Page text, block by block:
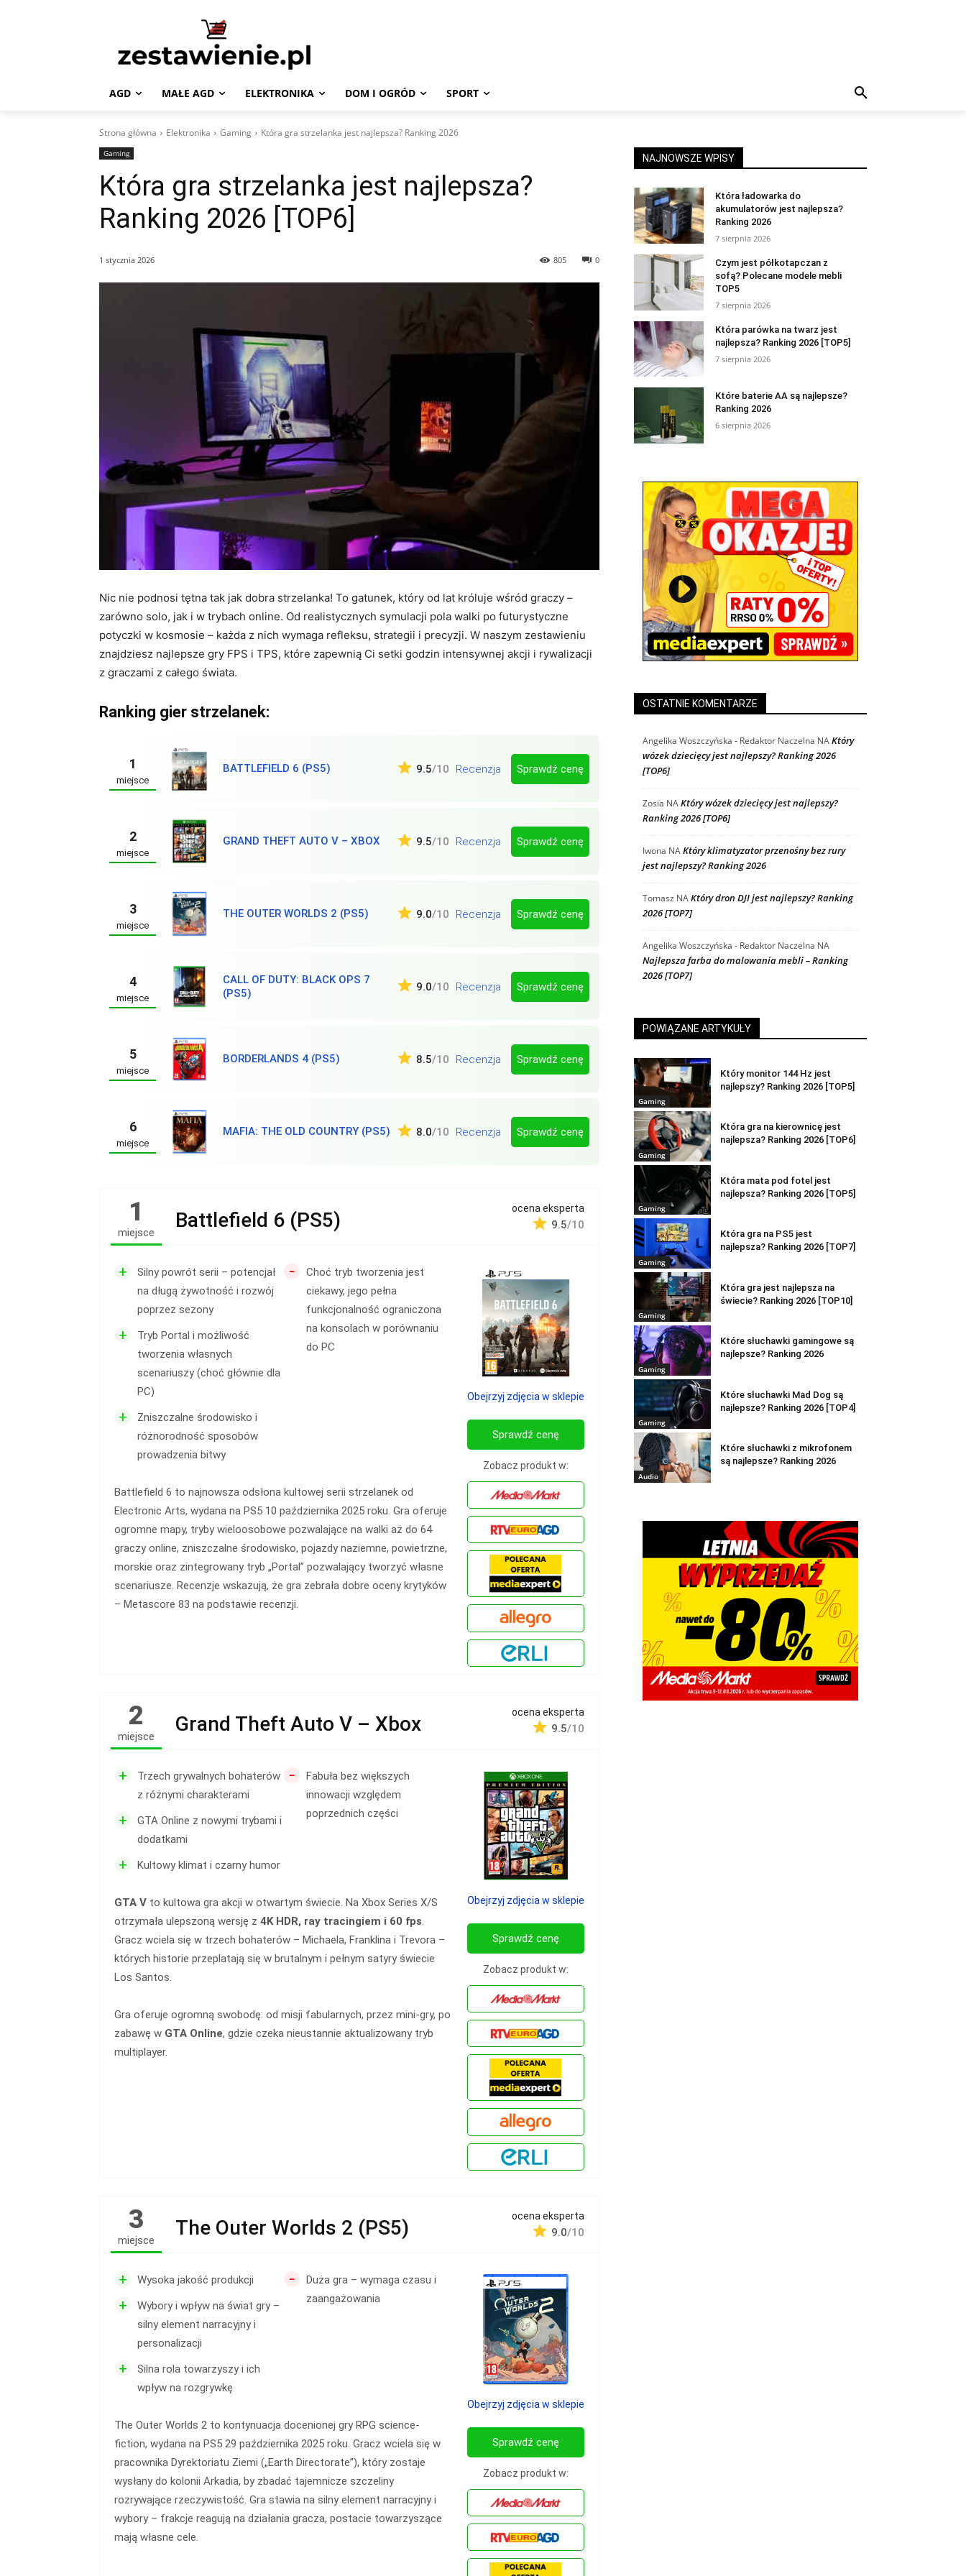
AGD MAŁE AGD ELEKTRONIKA DOM I OGRÓD SPORT
Strona główna Elektronika Gaming Która gra strzelanka jest najlepsza? Ranking 2026
Gaming
Która gra strzelanka jest najlepsza?
Ranking 2026 [TOP6]
1 stycznia 2026 0
805
Nic nie podnosi tętna tak jak dobra strzelanka! To gatunek, który od lat króluje wśród graczy –
zarówno solo, jak i w trybach online. Od realistycznych symulacji pola walki po futurystyczne
potyczki w kosmosie – każda z nich wymaga refleksu, strategii i precyzji. W naszym zestawieniu
znajdziesz najlepsze gry FPS i TPS, które zapewnią Ci setki godzin intensywnej akcji i rywalizacji
z graczami z całego świata.
Ranking gier strzelanek:
1
miejsce
BATTLEFIELD 6 (PS5) 9.5/10 Recenzja Sprawdź cenę
2
miejsce
GRAND THEFT AUTO V – XBOX 9.5/10 Recenzja Sprawdź cenę
3
miejsce
THE OUTER WORLDS 2 (PS5) 9.0/10 Recenzja Sprawdź cenę
4
miejsce
CALL OF DUTY: BLACK OPS 7
(PS5)
9.0/10 Recenzja Sprawdź cenę
5
miejsce
BORDERLANDS 4 (PS5) 8.5/10 Recenzja Sprawdź cenę
6
miejsce
MAFIA: THE OLD COUNTRY (PS5) 8.0/10 Recenzja Sprawdź cenę
1
miejsce
Battlefield 6 (PS5) ocena eksperta
9.5/10
+
Silny powrót serii – potencjał
na długą żywotność i rozwój
poprzez sezony
+
Tryb Portal i możliwość
tworzenia własnych
scenariuszy (choć głównie dla
PC)
+
Zniszczalne środowisko i
różnorodność sposobów
prowadzenia bitwy
-
Choć tryb tworzenia jest
ciekawy, jego pełna
funkcjonalność ograniczona
na konsolach w porównaniu
do PC
Battlefield 6 to najnowsza odsłona kultowej serii strzelanek od
Electronic Arts, wydana na PS5 10 października 2025 roku. Gra oferuje
ogromne mapy, tryby wieloosobowe pozwalające na walki aż do 64
graczy online, zniszczalne środowisko, pojazdy naziemne, powietrzne,
morskie oraz zintegrowany tryb „Portal” pozwalający tworzyć własne
scenariusze. Recenzje wskazują, że gra zebrała dobre oceny krytyków
– Metascore 83 na podstawie recenzji.
Obejrzyj zdjęcia w sklepie
Sprawdź cenę
Zobacz produkt w:
2
miejsce
Grand Theft Auto V – Xbox ocena eksperta
9.5/10
+
Trzech grywalnych bohaterów
z różnymi charakterami
+
GTA Online z nowymi trybami i
dodatkami
+ Kultowy klimat i czarny humor
-
Fabuła bez większych
innowacji względem
poprzednich części
GTA V to kultowa gra akcji w otwartym świecie. Na Xbox Series X/S
otrzymała ulepszoną wersję z 4K HDR, ray tracingiem i 60 fps.
Gracz wciela się w trzech bohaterów – Michaela, Franklina i Trevora –
których historie przeplatają się w brutalnym i pełnym satyry świecie
Los Santos.
Gra oferuje ogromną swobodę: od misji fabularnych, przez mini-gry, po
zabawę w GTA Online, gdzie czeka nieustannie aktualizowany tryb
multiplayer.
Obejrzyj zdjęcia w sklepie
Sprawdź cenę
Zobacz produkt w:
3
miejsce
The Outer Worlds 2 (PS5) ocena eksperta
9.0/10
+ Wysoka jakość produkcji
+
Wybory i wpływ na świat gry –
silny element narracyjny i
personalizacji
+
Silna rola towarzyszy i ich
wpływ na rozgrywkę
-
Duża gra – wymaga czasu i
zaangażowania
The Outer Worlds 2 to kontynuacja docenionej gry RPG science-
fiction, wydana na PS5 29 października 2025 roku. Gracz wciela się w
pracownika Dyrektoriatu Ziemi („Earth Directorate”), który zostaje
wysłany do kolonii Arkadia, by zbadać tajemnicze szczeliny
rozrywające rzeczywistość. Gra stawia na silny element narracyjny i
wybory – frakcje reagują na działania gracza, postacie towarzyszące
mają własne cele.
Obejrzyj zdjęcia w sklepie
Sprawdź cenę
Zobacz produkt w:
NAJNOWSZE WPISY
Która ładowarka do
akumulatorów jest najlepsza?
Ranking 2026
7 sierpnia 2026
Czym jest półkotapczan z
sofą? Polecane modele mebli
TOP5
7 sierpnia 2026
Która parówka na twarz jest
najlepsza? Ranking 2026 [TOP5]
7 sierpnia 2026
Które baterie AA są najlepsze?
Ranking 2026
6 sierpnia 2026
OSTATNIE KOMENTARZE
Angelika Woszczyńska - Redaktor Naczelna NAKtóry
wózek dziecięcy jest najlepszy? Ranking 2026
[TOP6]
Zosia NAKtóry wózek dziecięcy jest najlepszy?
Ranking 2026 [TOP6]
Iwona NAKtóry klimatyzator przenośny bez rury
jest najlepszy? Ranking 2026
Tomasz NAKtóry dron DJI jest najlepszy? Ranking
2026 [TOP7]
Angelika Woszczyńska - Redaktor Naczelna NA
Najlepsza farba do malowania mebli – Ranking
2026 [TOP7]
POWIĄZANE ARTYKUŁY
Gaming
Który monitor 144 Hz jest
najlepszy? Ranking 2026 [TOP5]
Gaming
Która gra na kierownicę jest
najlepsza? Ranking 2026 [TOP6]
Gaming
Która mata pod fotel jest
najlepsza? Ranking 2026 [TOP5]
Gaming
Która gra na PS5 jest
najlepsza? Ranking 2026 [TOP7]
Gaming
Która gra jest najlepsza na
świecie? Ranking 2026 [TOP10]
Gaming
Które słuchawki gamingowe są
najlepsze? Ranking 2026
Gaming
Które słuchawki Mad Dog są
najlepsze? Ranking 2026 [TOP4]
Audio
Które słuchawki z mikrofonem
są najlepsze? Ranking 2026